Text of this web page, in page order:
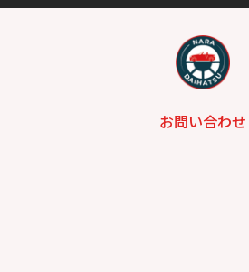
お問い合わせ